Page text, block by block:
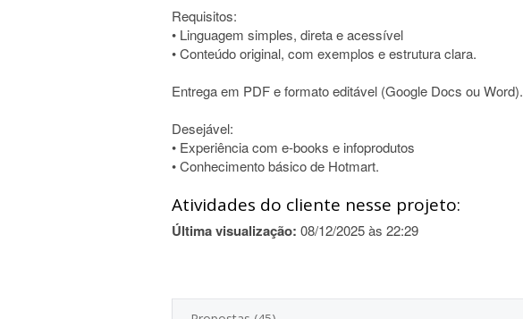
Requisitos:
• Linguagem simples, direta e acessível
• Conteúdo original, com exemplos e estrutura clara.
Entrega em PDF e formato editável (Google Docs ou Word).
Desejável:
• Experiência com e-books e infoprodutos
• Conhecimento básico de Hotmart.
Atividades do cliente nesse projeto:
Última visualização: 08/12/2025 às 22:29